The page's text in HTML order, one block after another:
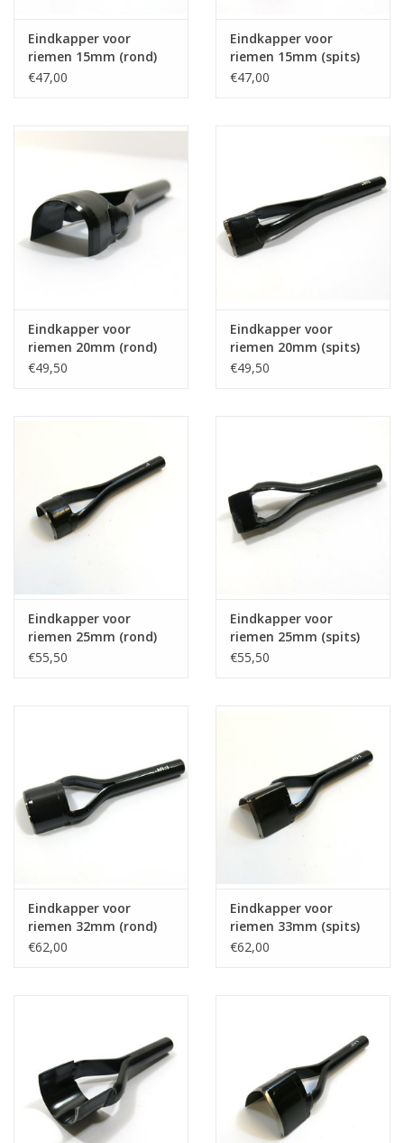
Eindkapper voor
riemen 15mm (rond)
€47,00
Eindkapper voor
riemen 15mm (spits)
€47,00
Eindkapper voor
riemen 20mm (rond)
€49,50
Eindkapper voor
riemen 20mm (spits)
€49,50
Eindkapper voor
riemen 25mm (rond)
€55,50
Eindkapper voor
riemen 25mm (spits)
€55,50
Eindkapper voor
riemen 32mm (rond)
€62,00
Eindkapper voor
riemen 33mm (spits)
€62,00